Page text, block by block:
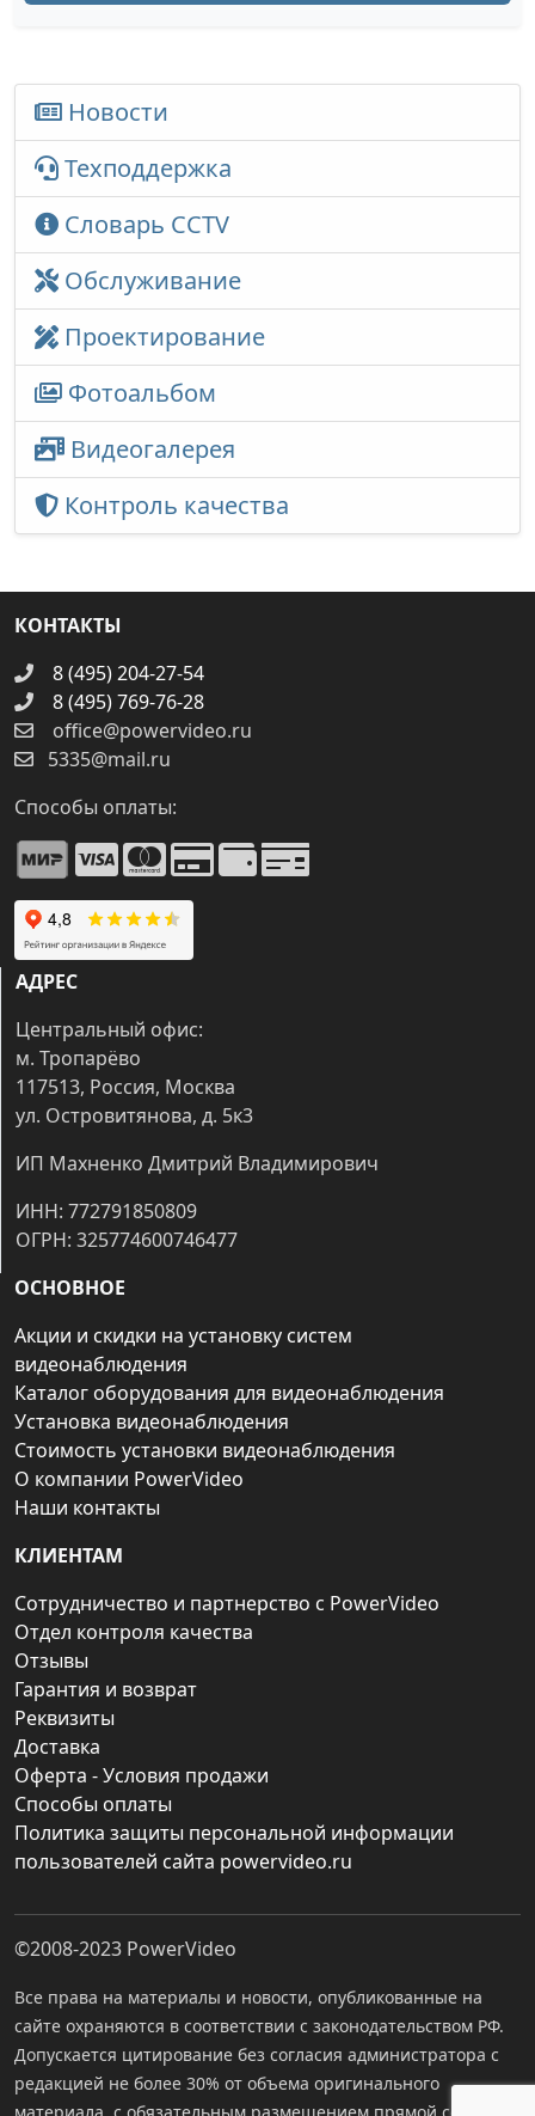
Новости
Техподдержка
Словарь CCTV
Обслуживание
Проектирование
Фотоальбом
Видеогалерея
Контроль качества
КОНТАКТЫ
8 (495) 204-27-54
8 (495) 769-76-28
office@powervideo.ru
5335@mail.ru
Способы оплаты:
АДРЕС
Центральный офис:
м. Тропарёво
117513, Россия, Москва
ул. Островитянова, д. 5к3
ИП Махненко Дмитрий Владимирович
ИНН: 772791850809
ОГРН: 325774600746477
ОСНОВНОЕ
Акции и скидки на установку систем
видеонаблюдения
Каталог оборудования для видеонаблюдения
Установка видеонаблюдения
Стоимость установки видеонаблюдения
О компании PowerVideo
Наши контакты
КЛИЕНТАМ
Сотрудничество и партнерство с PowerVideo
Отдел контроля качества
Отзывы
Гарантия и возврат
Реквизиты
Доставка
Оферта - Условия продажи
Способы оплаты
Политика защиты персональной информации
пользователей сайта powervideo.ru
©2008-2023 PowerVideo
Все права на материалы и новости, опубликованные на
сайте охраняются в соответствии с законодательством РФ.
Допускается цитирование без согласия администратора с
редакцией не более 30% от объема оригинального